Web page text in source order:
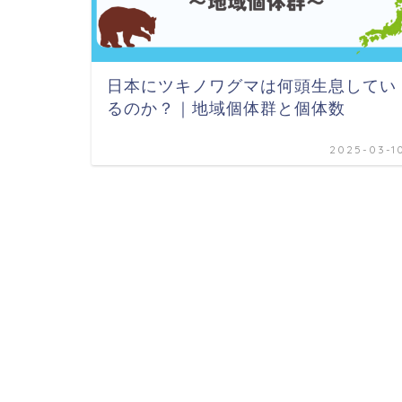
日本にツキノワグマは何頭生息してい
るのか？｜地域個体群と個体数
2025-03-